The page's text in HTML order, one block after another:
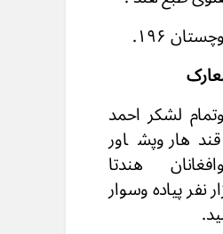
لشکر احمد
وپشاور
هندتا
پیاده وسوار